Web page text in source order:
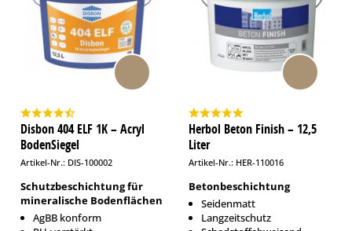
Disbon 404 ELF 1K – Acryl
BodenSiegel
Artikel-Nr.: DIS-100002
Schutzbeschichtung für
mineralische Bodenflächen
AgBB konform
Herbol Beton Finish – 12,5
Liter
Artikel-Nr.: HER-110016
Betonbeschichtung
Seidenmatt
Langzeitschutz